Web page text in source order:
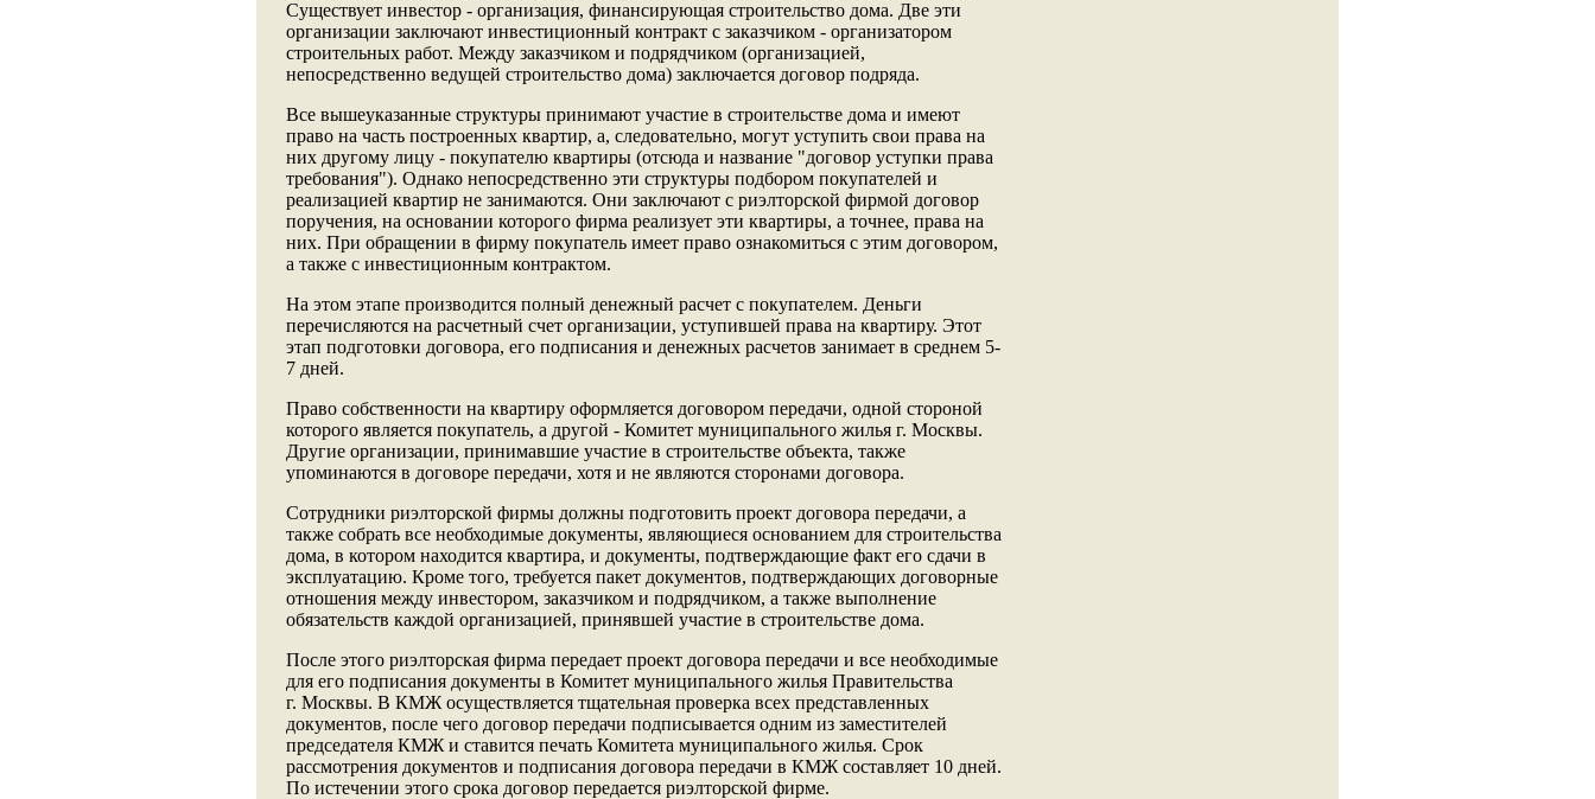
Существует инвестор - организация, финансирующая строительство дома. Две эти
организации заключают инвестиционный контракт с заказчиком - организатором
строительных работ. Между заказчиком и подрядчиком (организацией,
непосредственно ведущей строительство дома) заключается договор подряда.
Все вышеуказанные структуры принимают участие в строительстве дома и имеют
право на часть построенных квартир, а, следовательно, могут уступить свои права на
них другому лицу - покупателю квартиры (отсюда и название "договор уступки права
требования"). Однако непосредственно эти структуры подбором покупателей и
реализацией квартир не занимаются. Они заключают с риэлторской фирмой договор
поручения, на основании которого фирма реализует эти квартиры, а точнее, права на
них. При обращении в фирму покупатель имеет право ознакомиться с этим договором,
а также с инвестиционным контрактом.
На этом этапе производится полный денежный расчет с покупателем. Деньги
перечисляются на расчетный счет организации, уступившей права на квартиру. Этот
этап подготовки договора, его подписания и денежных расчетов занимает в среднем 5-
7 дней.
Право собственности на квартиру оформляется договором передачи, одной стороной
которого является покупатель, а другой - Комитет муниципального жилья г. Москвы.
Другие организации, принимавшие участие в строительстве объекта, также
упоминаются в договоре передачи, хотя и не являются сторонами договора.
Сотрудники риэлторской фирмы должны подготовить проект договора передачи, а
также собрать все необходимые документы, являющиеся основанием для строительства
дома, в котором находится квартира, и документы, подтверждающие факт его сдачи в
эксплуатацию. Кроме того, требуется пакет документов, подтверждающих договорные
отношения между инвестором, заказчиком и подрядчиком, а также выполнение
обязательств каждой организацией, принявшей участие в строительстве дома.
После этого риэлторская фирма передает проект договора передачи и все необходимые
для его подписания документы в Комитет муниципального жилья Правительства
г. Москвы. В КМЖ осуществляется тщательная проверка всех представленных
документов, после чего договор передачи подписывается одним из заместителей
председателя КМЖ и ставится печать Комитета муниципального жилья. Срок
рассмотрения документов и подписания договора передачи в КМЖ составляет 10 дней.
По истечении этого срока договор передается риэлторской фирме.